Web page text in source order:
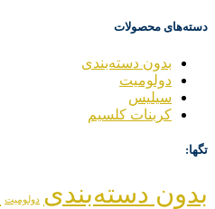
دسته‌های محصولات
بدون دسته‌بندی
دولومیت
سیلیس
کربنات کلسیم
تگها:
بدون دسته‌بندی دولومیت